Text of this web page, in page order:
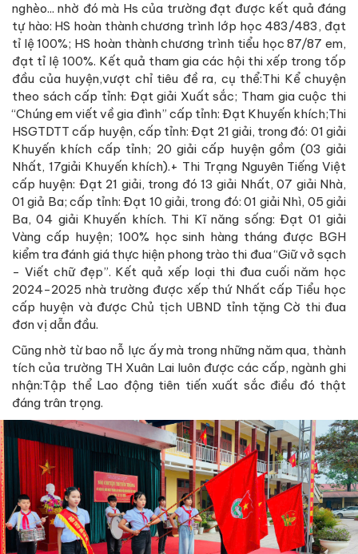
nghèo... nhờ đó mà Hs của trường đạt được kết quả đáng
tự hào: HS hoàn thành chương trình lớp học 483/483, đạt
tỉ lệ 100%; HS hoàn thành chương trình tiểu học 87/87 em,
đạt tỉ lệ 100%. Kết quả tham gia các hội thi xếp trong tốp
đầu của huyện,vượt chỉ tiêu đề ra, cụ thể:Thi Kể chuyện
theo sách cấp tỉnh: Đạt giải Xuất sắc; Tham gia cuộc thi
“Chúng em viết về gia đình” cấp tỉnh: Đạt Khuyến khích;Thi
HSGTDTT cấp huyện, cấp tỉnh: Đạt 21 giải, trong đó: 01 giải
Khuyến khích cấp tỉnh; 20 giải cấp huyện gồm (03 giải
Nhất, 17giải Khuyến khích).+ Thi Trạng Nguyên Tiếng Việt
cấp huyện: Đạt 21 giải, trong đó 13 giải Nhất, 07 giải Nhà,
01 giả Ba; cấp tỉnh: Đạt 10 giải, trong đó: 01 giải Nhì, 05 giải
Ba, 04 giải Khuyến khích. Thi Kĩ năng sống: Đạt 01 giải
Vàng cấp huyện; 100% học sinh hàng tháng được BGH
kiểm tra đánh giá thực hiện phong trào thi đua “Giữ vở sạch
- Viết chữ đẹp”. Kết quả xếp loại thi đua cuối năm học
2024-2025 nhà trường được xếp thứ Nhất cấp Tiểu học
cấp huyện và được Chủ tịch UBND tỉnh tặng Cờ thi đua
đơn vị dẫn đầu.
Cũng nhờ từ bao nỗ lực ấy mà trong những năm qua, thành
tích của trường TH Xuân Lai luôn được các cấp, ngành ghi
nhận:Tập thể Lao động tiên tiến xuất sắc điều đó thật
đáng trân trọng.